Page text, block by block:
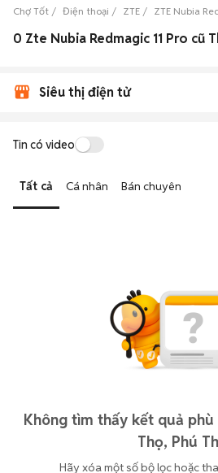
Chợ Tốt Điện thoại ZTE ZTE Nubia
Siêu thị điện tử
Tin có video
Tất cả Cá nhân Bán chuyên
Không tìm thấy kết quả phù
Thọ, Phú
Hãy xóa một số bộ lọc hoặc